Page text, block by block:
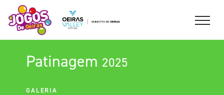
Patinagem 2025
GALERIA